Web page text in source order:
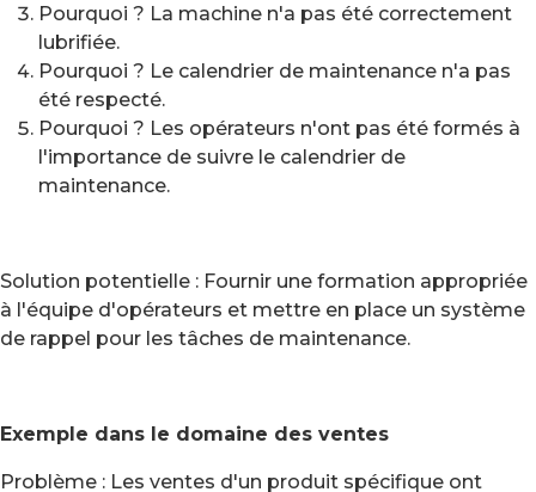
Pourquoi ? La machine n'a pas été correctement
lubrifiée.
Pourquoi ? Le calendrier de maintenance n'a pas
été respecté.
Pourquoi ? Les opérateurs n'ont pas été formés à
l'importance de suivre le calendrier de
maintenance.
Solution potentielle : Fournir une formation appropriée
à l'équipe d'opérateurs et mettre en place un système
de rappel pour les tâches de maintenance.
Exemple dans le domaine des ventes
Problème : Les ventes d'un produit spécifique ont